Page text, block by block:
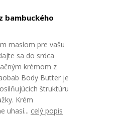
bambuckého
maslom pre vašu
sa do srdca
krémom z
Body Butter je
štruktúru
Krém
uhasí... celý popis